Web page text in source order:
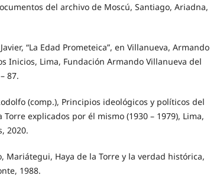
del archivo de Moscú, Santiago, Ariadna,
Javier, “La Edad Prometeica”, en Villanueva, Armando
Inicios, Lima, Fundación Armando Villanueva del
87.
Rodolfo (comp.), Principios ideológicos y políticos del
explicados por él mismo (1930 – 1979), Lima,
2020.
Mariátegui, Haya de la Torre y la verdad histórica,
1988.